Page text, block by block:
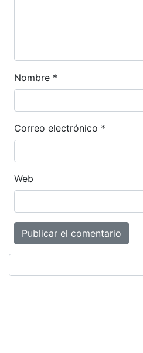
Nombre *
Correo electrónico *
Web